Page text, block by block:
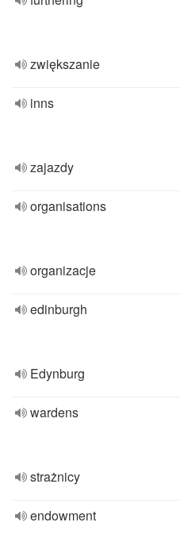
zwiększanie
inns
zajazdy
organisations
organizacje
edinburgh
Edynburg
wardens
strażnicy
endowment